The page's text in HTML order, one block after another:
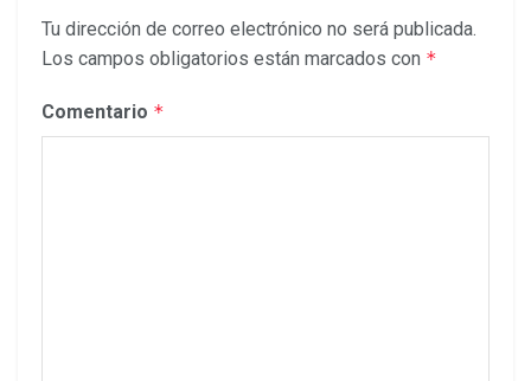
Tu dirección de correo electrónico no será publicada.
Los campos obligatorios están marcados con *
Comentario *